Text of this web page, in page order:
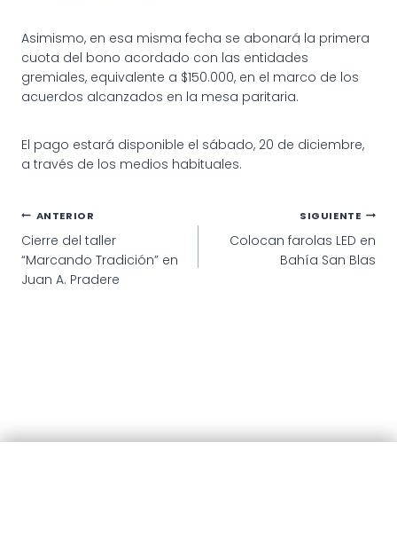
Asimismo, en esa misma fecha se abonará la primera
cuota del bono acordado con las entidades
gremiales, equivalente a $150.000, en el marco de los
acuerdos alcanzados en la mesa paritaria.
El pago estará disponible el sábado, 20 de diciembre,
a través de los medios habituales.
Navegación
de
entradas
ANTERIOR
Cierre del taller
“Marcando Tradición” en
Juan A. Pradere
SIGUIENTE
Colocan farolas LED en
Bahía San Blas